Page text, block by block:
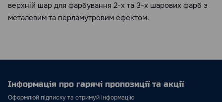
верхній шар для фарбування 2-х та 3-х шарових фарб з
металевим та перламутровим ефектом.
Інформація про гарячі пропозиції та акції
Оформлюй підписку та отримуй інформацію